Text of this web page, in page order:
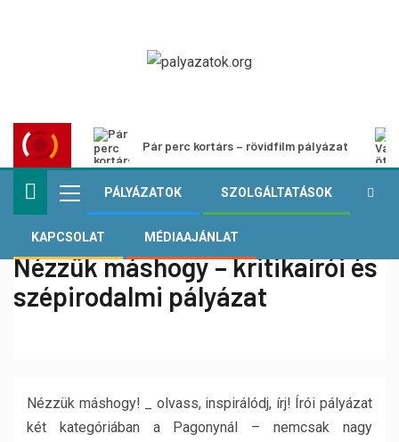
Pár perc kortárs – rövidfilm pályázat
PÁLYÁZATOK SZOLGÁLTATÁSOK
KAPCSOLAT MÉDIAAJÁNLAT
Nézzük máshogy – kritikaírói és
szépirodalmi pályázat
Nézzük máshogy! _ olvass, inspirálódj, írj! Írói pályázat
két kategóriában a Pagonynál – nemcsak nagy